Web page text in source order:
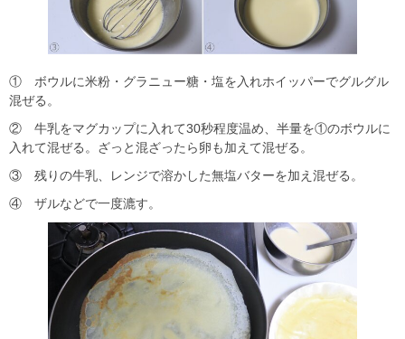
① ボウルに米粉・グラニュー糖・塩を入れホイッパーでグルグル
混ぜる。
② 牛乳をマグカップに入れて30秒程度温め、半量を①のボウルに
入れて混ぜる。ざっと混ざったら卵も加えて混ぜる。
③ 残りの牛乳、レンジで溶かした無塩バターを加え混ぜる。
④ ザルなどで一度漉す。